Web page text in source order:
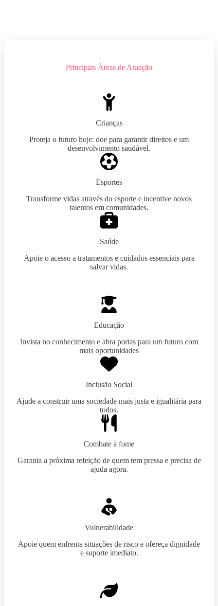
Principais Áreas de Atuação
Crianças
Proteja o futuro hoje: doe para garantir direitos e um
desenvolvimento saudável.
Esportes
Transforme vidas através do esporte e incentive novos
talentos em comunidades.
Saúde
Apoie o acesso a tratamentos e cuidados essenciais para
salvar vidas.
Educação
Invista no conhecimento e abra portas para um futuro com
mais oportunidades
Inclusão Social
Ajude a construir uma sociedade mais justa e igualitária para
todos.
Combate à fome
Garanta a próxima refeição de quem tem pressa e precisa de
ajuda agora.
Vulnerabilidade
Apoie quem enfrenta situações de risco e ofereça dignidade
e suporte imediato.